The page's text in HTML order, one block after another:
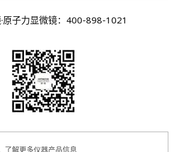
原子力显微镜：400-898-1021
了解更多仪器产品信息